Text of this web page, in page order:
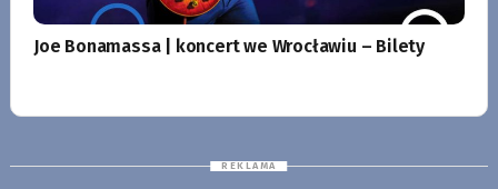
Joe Bonamassa | koncert we Wrocławiu – Bilety